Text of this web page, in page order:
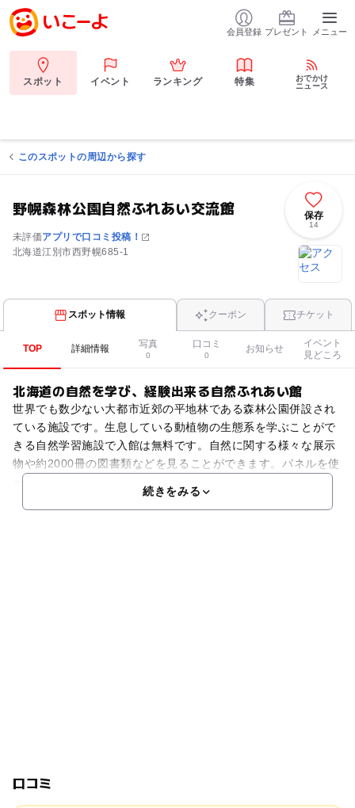
会員登録 プレゼント メニュー
スポット イベント ランキング 特集
おでかけ
ニュース
このスポットの周辺から探す
野幌森林公園自然ふれあい交流館
未評価アプリで口コミ投稿！
北海道江別市西野幌685-1
保存
14
スポット情報 クーポン チケット
TOP 詳細情報 写真
0
口コミ
0
お知らせ
イベント
見どころ
北海道の自然を学び、経験出来る自然ふれあい館
世界でも数少ない大都市近郊の平地林である森林公園併設され
ている施設です。生息している動植物の生態系を学ぶことがで
きる自然学習施設で入館は無料です。自然に関する様々な展示
物や約2000冊の図書類などを見ることができます。パネルを使
続きをみる
口コミ